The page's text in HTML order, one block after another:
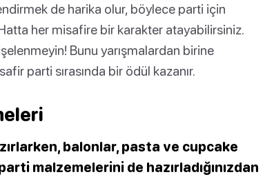
de harika olur, böylece parti için
her misafire bir karakter atayabilirsiniz.
Bunu yarışmalardan birine
parti sırasında bir ödül kazanır.
balonlar, pasta ve cupcake
malzemelerini de hazırladığınızdan